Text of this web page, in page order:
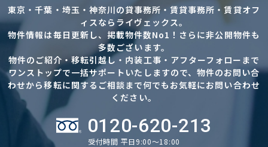
東京・千葉・埼玉・神奈川の貸事務所・賃貸事務所・賃貸オフ
ィスならライヴェックス。
物件情報は毎日更新し、掲載物件数No1！さらに非公開物件も
多数ございます。
物件のご紹介・移転引越し・内装工事・アフターフォローまで
ワンストップで一括サポートいたしますので、物件のお問い合
わせから移転に関するご相談まで何でもお気軽にお問い合わせ
ください。
0120-620-213
受付時間 平日9:00～18:00